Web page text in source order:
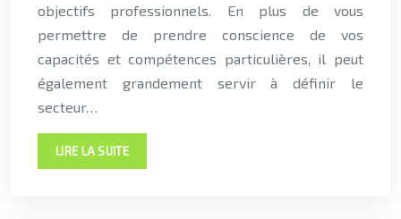
objectifs professionnels. En plus de vous
permettre de prendre conscience de vos
capacités et compétences particulières, il peut
également grandement servir à définir le
secteur…
LIRE LA SUITE